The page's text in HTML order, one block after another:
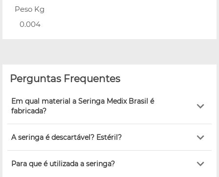
Peso Kg
0.004
Perguntas Frequentes
Em qual material a Seringa Medix Brasil é
fabricada?
A seringa é descartável? Estéril?
Para que é utilizada a seringa?